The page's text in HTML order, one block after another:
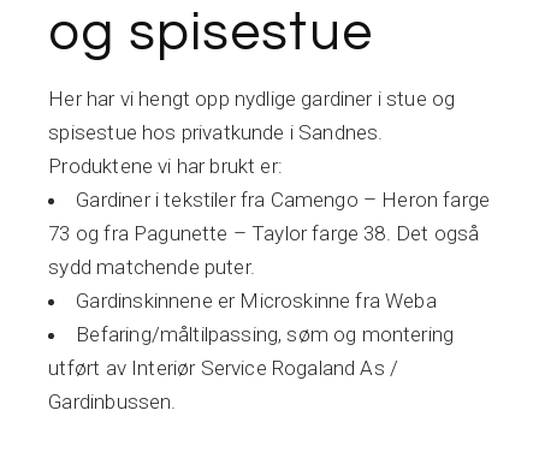
og spisestue
Her har vi hengt opp nydlige gardiner i stue og
spisestue hos privatkunde i Sandnes.
Produktene vi har brukt er:
Gardiner i tekstiler fra Camengo – Heron farge
73 og fra Pagunette – Taylor farge 38 . Det også
sydd matchende puter.
Gardinskinnene er Microskinne fra Weba
Befaring/måltilpassing, søm og montering
utført av Interiør Service Rogaland As /
Gardinbussen.